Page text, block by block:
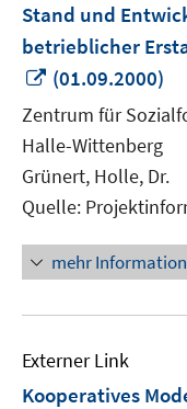
Stand und
betrieblicher
In
neuem
Fenster
öffnen
(01.09.2000)
Zentrum für
Halle-Wittenberg
Grünert, Holle, Dr.
Quelle:
mehr
Externer Link
Kooperatives